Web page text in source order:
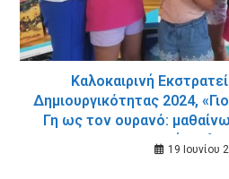
Καλοκαιρινή
Δημιουργικότητας 2024,
Γη ως τον ουρανό:
στη Δημοτική
19 Ιουνίου